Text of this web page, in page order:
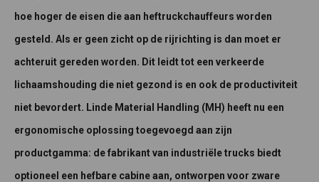
hoe hoger de eisen die aan heftruckchauffeurs worden
gesteld. Als er geen zicht op de rijrichting is dan moet er
achteruit gereden worden. Dit leidt tot een verkeerde
lichaamshouding die niet gezond is en ook de productiviteit
niet bevordert. Linde Material Handling (MH) heeft nu een
ergonomische oplossing toegevoegd aan zijn
productgamma: de fabrikant van industriële trucks biedt
optioneel een hefbare cabine aan, ontworpen voor zware